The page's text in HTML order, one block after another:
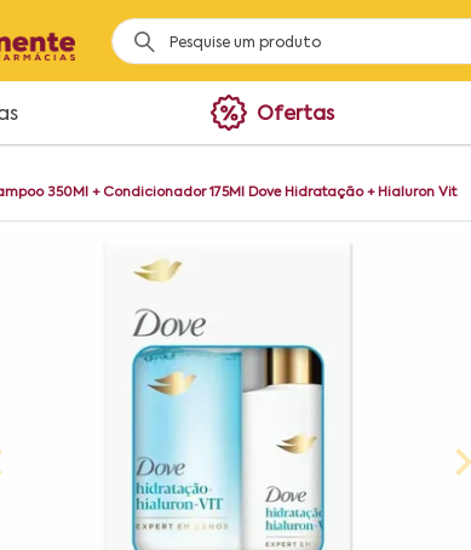
Ofertas
350Ml + Condicionador 175Ml Dove Hidratação + Hialuron Vit